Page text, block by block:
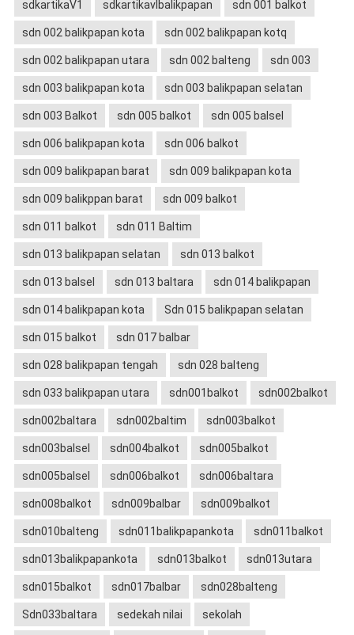
sdkartikaV1 sdkartikavIbalikpapan sdn 001 balkot
sdn 002 balikpapan kota sdn 002 balikpapan kotq
sdn 002 balikpapan utara sdn 002 balteng sdn 003
sdn 003 balikpapan kota sdn 003 balikpapan selatan
sdn 003 Balkot sdn 005 balkot sdn 005 balsel
sdn 006 balikpapan kota sdn 006 balkot
sdn 009 balikpapan barat sdn 009 balikpapan kota
sdn 009 balikppan barat sdn 009 balkot
sdn 011 balkot sdn 011 Baltim
sdn 013 balikpapan selatan sdn 013 balkot
sdn 013 balsel sdn 013 baltara sdn 014 balikpapan
sdn 014 balikpapan kota Sdn 015 balikpapan selatan
sdn 015 balkot sdn 017 balbar
sdn 028 balikpapan tengah sdn 028 balteng
sdn 033 balikpapan utara sdn001balkot sdn002balkot
sdn002baltara sdn002baltim sdn003balkot
sdn003balsel sdn004balkot sdn005balkot
sdn005balsel sdn006balkot sdn006baltara
sdn008balkot sdn009balbar sdn009balkot
sdn010balteng sdn011balikpapankota sdn011balkot
sdn013balikpapankota sdn013balkot sdn013utara
sdn015balkot sdn017balbar sdn028balteng
Sdn033baltara sedekah nilai sekolah